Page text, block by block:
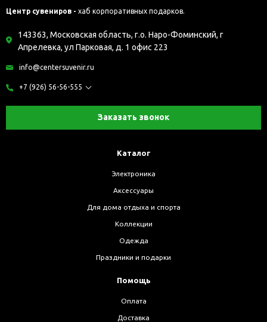
Центр сувениров - хаб корпоративных подарков.
143363, Московская область, г.о. Наро-Фоминский, г
Апрелевка, ул Парковая, д. 1 офис 223
info@centersuvenir.ru
+7 (926) 56-56-555
Заказать звонок
Каталог
Электроника
Аксессуары
Для дома отдыха и спорта
Коллекции
Одежда
Праздники и подарки
Помощь
Оплата
Доставка